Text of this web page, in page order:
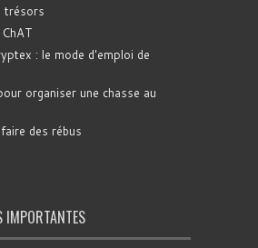
trésors
: le mode d'emploi de
organiser une chasse au
des rébus
IMPORTANTES